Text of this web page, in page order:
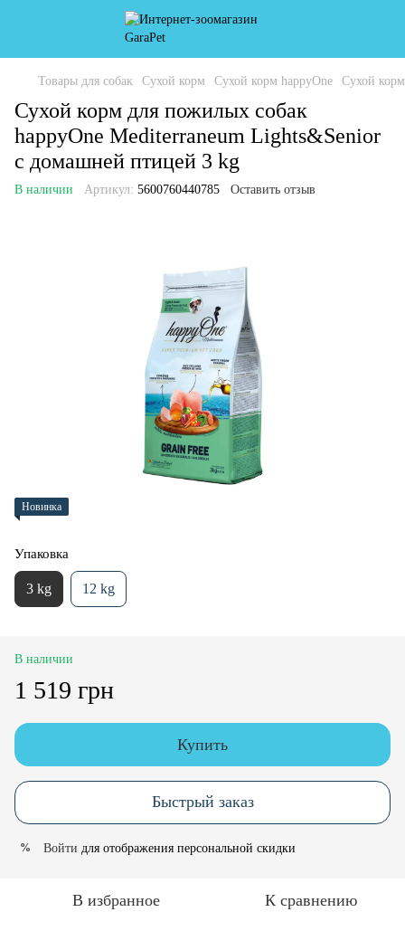
Товары для собак Сухой корм Сухой корм happyOne Сухой
Сухой корм для пожилых собак
happyOne Mediterraneum Lights&Senior
с домашней птицей 3 kg
В наличии Артикул: 5600760440785 Оставить отзыв
Новинка
Упаковка
3 kg 12 kg
В наличии
1 519 грн
Купить
Быстрый заказ
% Войти для отображения персональной скидки
В избранное К сравнению